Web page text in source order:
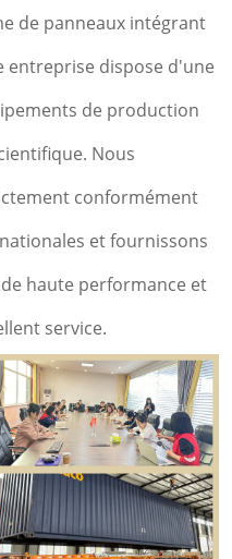
de panneaux intégrant
dispose d'une
de production
Nous
conformément
et fournissons
haute performance et
service.